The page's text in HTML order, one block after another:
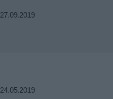
27.09.2019
24.05.2019